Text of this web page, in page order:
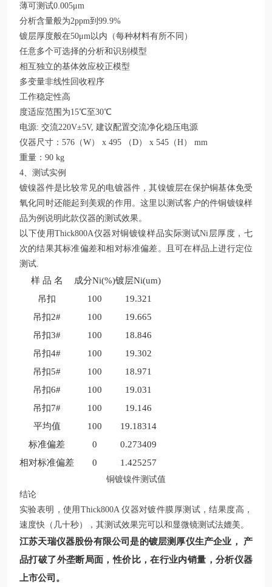
薄可测试0.005μm
分析含量般为2ppm到99.9%
镀层厚度般在50μm以内（每种材料有所不同）
任意多个可选择的分析和识别模型
相互独立的基体效应校正模型
多变量非线性回收程序
工作稳定性高
度适应范围为15℃至30℃
电源: 交流220V±5V, 建议配置交流净化稳压电源
仪器尺寸：576（W） x 495 （D） x 545（H） mm
重量：90 kg
4、测试实例
镀镍器件是比较常见的电镀器件，其镍镀层在保护铜基体免受
氧化同时还能起到美观的作用。这里以测试客户的件铜镀镍样
品为例说明此款仪器的测试效果。
以下使用Thick800A仪器对铜镀镍样品实际测试Ni层厚度，七
次的结果其标准偏差和相对标准偏差。且可在样品上进行定位
测试.
样 品 名 成分Ni(%)镀层Ni(um)
吊扣
100
19.321
吊扣2#
100
19.665
吊扣3#
100
18.846
吊扣4#
100
19.302
吊扣5#
100
18.971
吊扣6#
100
19.031
吊扣7#
100
19.146
平均值
100
19.18314
标准偏差
0
0.273409
相对标准偏差
0 1.425257
铜镀镍件测试值
结论
实验表明，使用Thick800A 仪器对镀件膜厚测试，结果度高，
速度快（几十秒），其测试效果完可以和显微镜测试法媲美。
江苏天瑞仪器股份有限公司是的镀层测厚仪生产企业，
产
品打破了外垄断局面，性价比，在行业内销量，分析仪器
上市公司。